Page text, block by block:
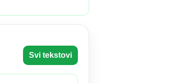
Svi tekstovi